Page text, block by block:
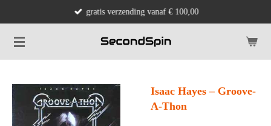
naar
de
gratis verzending vanaf € 100,00
Isaac Hayes ‎– Groove-
A-Thon